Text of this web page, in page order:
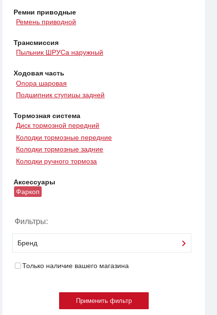
Ремни приводные
Ремень приводной
Трансмиссия
Пыльник ШРУСа наружный
Ходовая часть
Опора шаровая
Подшипник ступицы задней
Тормозная система
Диск тормозной передний
Колодки тормозные передние
Колодки тормозные задние
Колодки ручного тормоза
Аксессуары
Фаркоп
Фильтры:
Бренд
Только наличие вашего магазина